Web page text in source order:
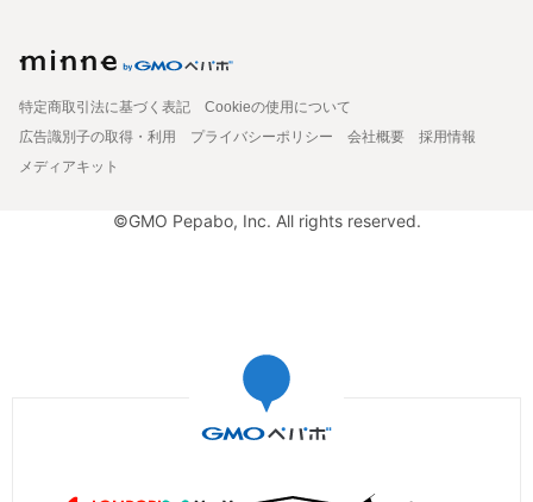
特定商取引法に基づく表記
Cookieの使用について
広告識別子の取得・利用
プライバシーポリシー 会社概要
採用情報
メディアキット
©GMO Pepabo, Inc. All rights reserved.